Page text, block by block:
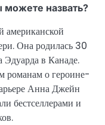
назвать?
Она родилась 30
Эдуарда в Канаде.
романам о героине-
Анна Джейн
бестселлерами и